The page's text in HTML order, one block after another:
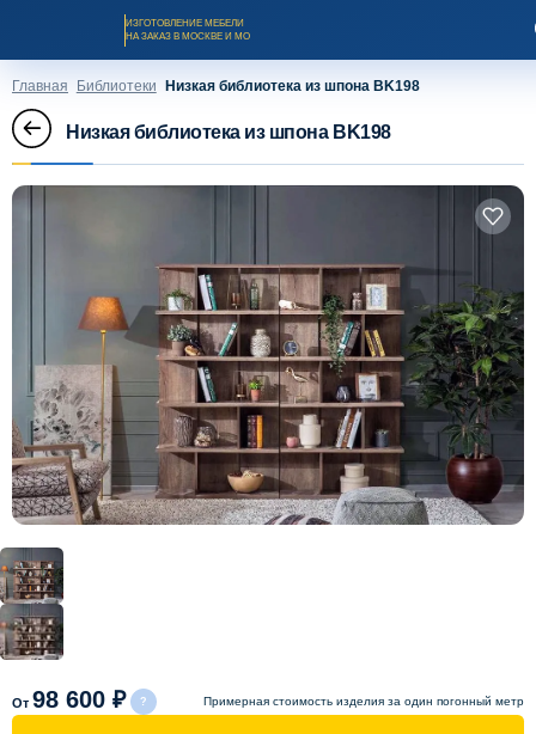
ИЗГОТОВЛЕНИЕ МЕБЕЛИ
НА ЗАКАЗ В МОСКВЕ И МО
Каталог мебели на заказ
О компании
Оплата и доставка
Рассрочка и кредит
Схема работы
Акции и скидки
Портфолио
Главная Библиотеки Низкая библиотека из шпона BK198
Низкая библиотека из шпона BK198
От 98 600 ₽ Примерная стоимость изделия за один погонный метр